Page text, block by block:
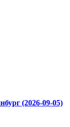
(2026-09-05)